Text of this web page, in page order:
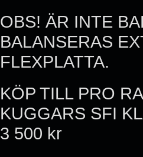
OBS! ÄR INTE
BALANSERAS
FLEXPLATTA.
KÖP TILL PRO
KUGGARS SFI
3 500 kr